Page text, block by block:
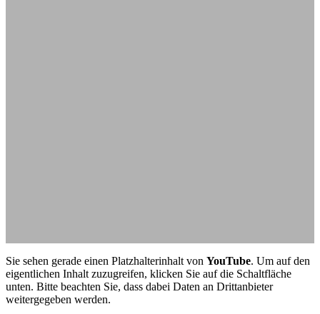
Sie sehen gerade einen Platzhalterinhalt von YouTube. Um auf den
eigentlichen Inhalt zuzugreifen, klicken Sie auf die Schaltfläche
unten. Bitte beachten Sie, dass dabei Daten an Drittanbieter
weitergegeben werden.